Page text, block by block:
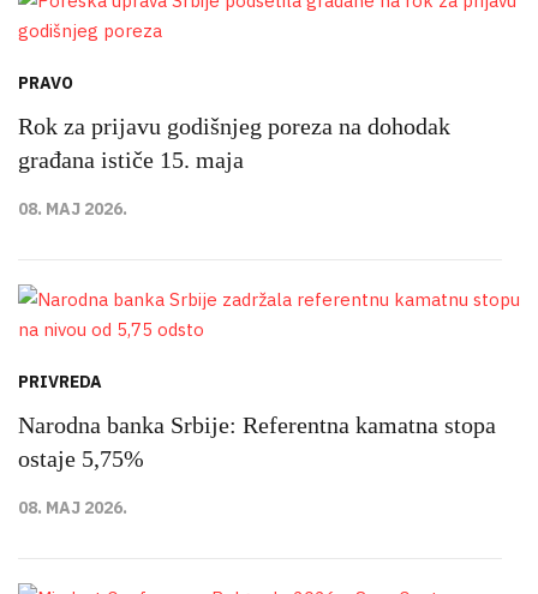
PRAVO
Rok za prijavu godišnjeg poreza na dohodak
građana ističe 15. maja
08. MAJ 2026.
PRIVREDA
Narodna banka Srbije: Referentna kamatna stopa
ostaje 5,75%
08. MAJ 2026.